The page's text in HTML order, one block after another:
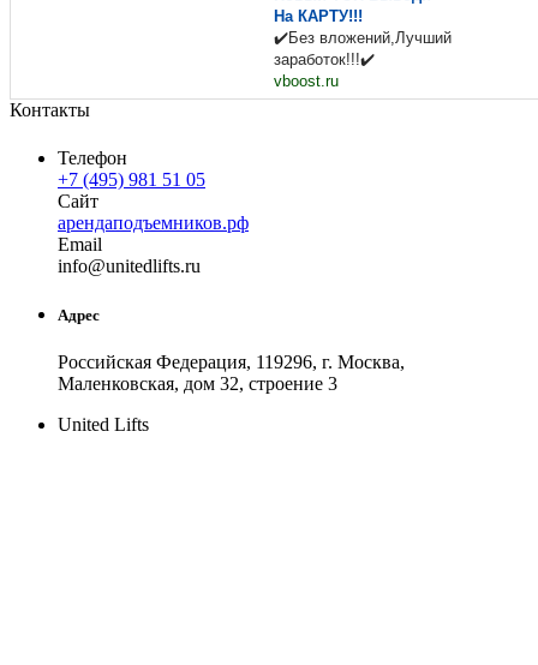
На КАРТУ!!!
✔️Без вложений,Лучший
заработок!!!✔️
vboost.ru
Контакты
Телефон
+7 (495) 981 51 05
Сайт
арендаподъемников.рф
Email
info@unitedlifts.ru
Адрес
Российская Федерация, 119296, г. Москва,
Маленковская, дом 32, строение 3
United Lifts